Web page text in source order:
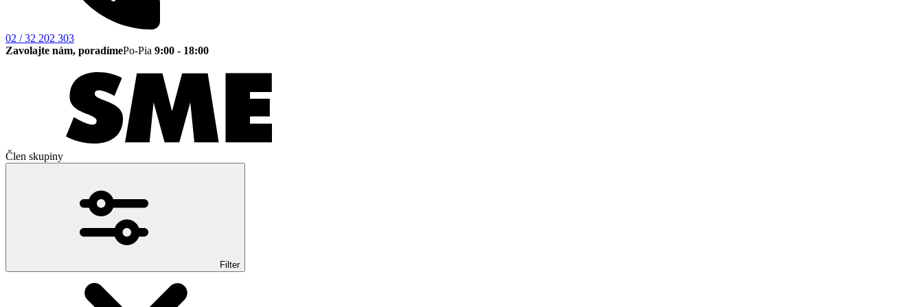
02 / 32 202 303
Zavolajte nám, poradímePo-Pia 9:00 - 18:00
Člen skupiny
Filter